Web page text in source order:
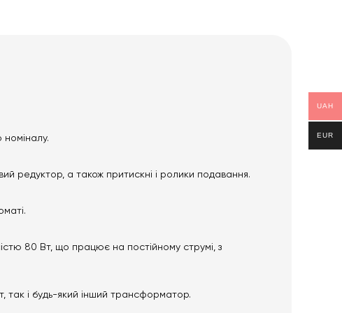
номіналу.
редуктор, а також притискні і ролики подавання.
80 Вт, що працює на постійному струмі, з
так і будь-який інший трансформатор.
UAH
EUR